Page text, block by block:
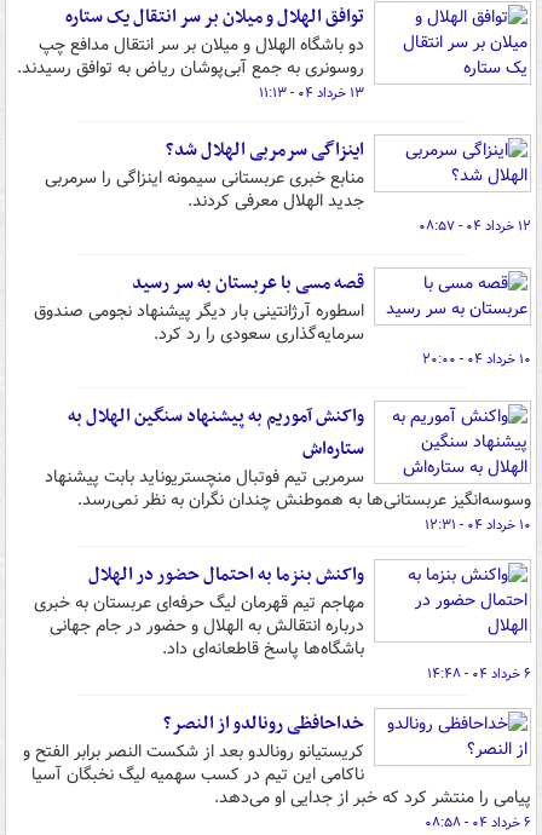
توافق الهلال و میلان بر سر انتقال یک ستاره
دو باشگاه الهلال و میلان بر سر انتقال مدافع چپ
روسونری به جمع آبی‌پوشان ریاض به توافق رسیدند.
۱۳ خرداد ۰۴ - ۱۱:۱۳
اینزاگی سرمربی الهلال شد؟
منابع خبری عربستانی سیمونه اینزاگی را سرمربی
جدید الهلال معرفی کردند.
۱۲ خرداد ۰۴ - ۰۸:۵۷
قصه مسی با عربستان به سر رسید
اسطوره آرژانتینی بار دیگر پیشنهاد نجومی صندوق
سرمایه‌گذاری سعودی را رد کرد.
۱۰ خرداد ۰۴ - ۲۰:۰۰
واکنش آموریم به پیشنهاد سنگین الهلال به
ستاره‌اش
سرمربی تیم فوتبال منچستریوناید بابت پیشنهاد
وسوسه‌انگیز عربستانی‌ها به هموطنش چندان نگران به نظر نمی‌رسد.
۱۰ خرداد ۰۴ - ۱۲:۳۱
واکنش بنزما به احتمال حضور در الهلال
مهاجم تیم قهرمان لیگ حرفه‌ای عربستان به خبری
درباره انتقالش به الهلال و حضور در جام جهانی
باشگاه‌ها پاسخ قاطعانه‌ای داد.
۶ خرداد ۰۴ - ۱۴:۴۸
خداحافظی رونالدو از النصر؟
کریستیانو رونالدو بعد از شکست النصر برابر الفتح و
ناکامی این تیم در کسب سهمیه لیگ نخبگان آسیا
پیامی را منتشر کرد که خبر از جدایی او می‌دهد.
۶ خرداد ۰۴ - ۰۸:۵۸